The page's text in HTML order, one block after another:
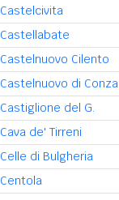
Castelcivita
Castellabate
Castelnuovo Cilento
Castelnuovo di Conza
Castiglione del G.
Cava de' Tirreni
Celle di Bulgheria
Centola